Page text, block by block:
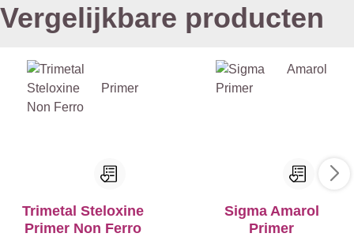
Vergelijkbare producten
Trimetal Steloxine
Primer Non Ferro
Sigma Amarol
Primer